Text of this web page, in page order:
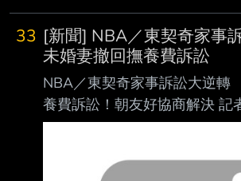
33 [新聞] NBA／東契奇家事
未婚妻撤回撫養費訴訟
NBA／東契奇家事訴訟大逆
養費訴訟！朝友好協商解決 記
2026/08/05 08:53:00
星東契奇（Luka Doncic）近期